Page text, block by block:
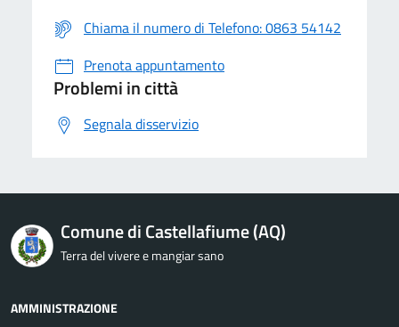
Chiama il numero di Telefono: 0863 54142
Prenota appuntamento
Problemi in città
Segnala disservizio
Comune di Castellafiume (AQ)
Terra del vivere e mangiar sano
AMMINISTRAZIONE